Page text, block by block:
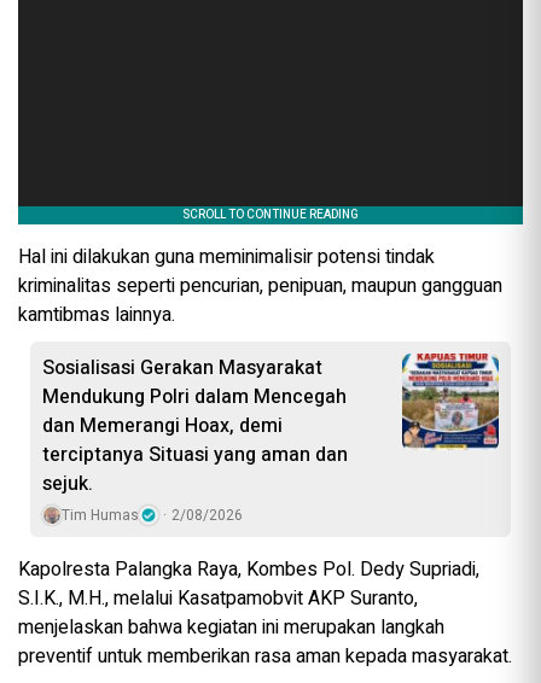
Hal ini dilakukan guna meminimalisir potensi tindak
kriminalitas seperti pencurian, penipuan, maupun gangguan
kamtibmas lainnya.
Sosialisasi Gerakan Masyarakat
Mendukung Polri dalam Mencegah
dan Memerangi Hoax, demi
terciptanya Situasi yang aman dan
sejuk.
Tim Humas 2/08/2026
Kapolresta Palangka Raya, Kombes Pol. Dedy Supriadi,
S.I.K., M.H., melalui Kasatpamobvit AKP Suranto,
menjelaskan bahwa kegiatan ini merupakan langkah
preventif untuk memberikan rasa aman kepada masyarakat.